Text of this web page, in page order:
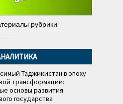
рубрики
Таджикистан в эпоху
трансформации:
основы развития
государства